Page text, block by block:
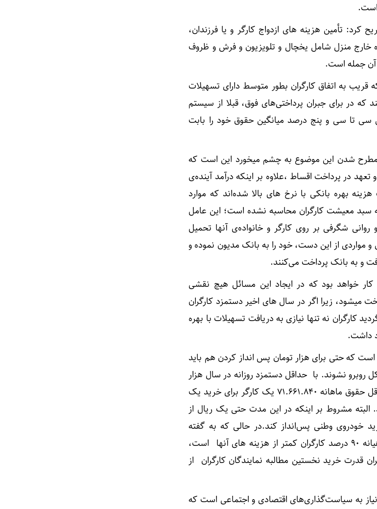
کرد: تأمین هزینه های ازدواج کارگر و یا فرزندان،
خارج منزل شامل یخچال و تلویزیون و فرش و ظروف
آن جمله است.
به اتفاق کارگران بطور متوسط دارای تسهیلات
که در برای جبران پرداختی‌های فوق، قبلا از سیستم
سی تا سی و پنج درصد میانگین حقوق خود را بابت
مطرح شدن این موضوع به چشم میخورد این است که
در پرداخت اقساط ،علاوه بر اینکه درآمد آینده‌ی
بهره بانکی با نرخ های بالا شده‌اند که موارد
سبد معیشت کارگران محاسبه نشده است؛ این عامل
شگرفی بر روی کارگر و خانواده‌ی آنها تحمیل
مواردی از این دست‌، خود را به بانک مدیون نموده و
و به بانک پرداخت می‌کنند.
خواهد بود که در ایجاد این مسائل هیچ نقشی
میشود، زیرا اگر در سال های اخیر دستمزد کارگران
کارگران نه تنها نیازی به دریافت تسهیلات با بهره
داشت.
که حتی برای هزار تومان پس انداز کردن هم باید
روبرو نشوند. با حداقل دستمزد روزانه در سال هزار
و چهارصد و سه شمسی، 2.388.728 ریال و حداقل حقوق ماهانه 71.661.840 یک کارگر برای خرید یک
البته مشروط بر اینکه در این مدت حتی یک ریال از
خودروی وطنی پس‌انداز کند.در حالی که به گفته
نماینده کارگران در شورای عالی کار، دستمزد ماهیانه 90 درصد کارگران کمتر از هزینه های آنها است،
قدرت خرید نخستین مطالبه نمایندگان کارگران از
به سیاست‌گذاری‌های اقتصادی و اجتماعی است که